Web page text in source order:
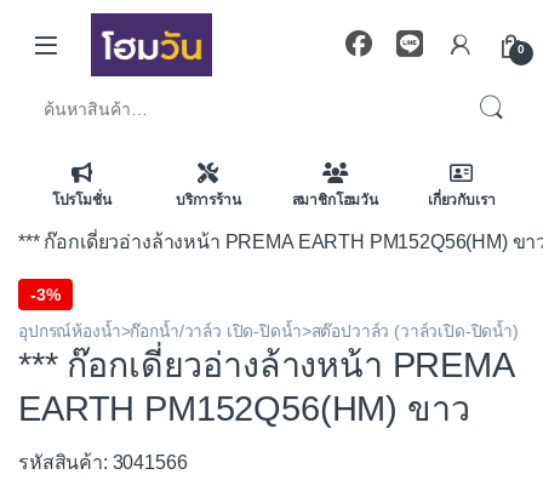
Skip to navigation
Skip to content
0
โปรโมชั่น บริการร้าน สมาชิกโฮมวัน เกี่ยวกับเรา
*** ก๊อกเดี่ยวอ่างล้างหน้า PREMA EARTH PM152Q56(HM) ขา
-3%
อุปกรณ์ห้องน้ำ>ก๊อกน้ำ/วาล์ว เปิด-ปิดน้ำ>สต๊อปวาล์ว (วาล์วเปิด-ปิดน้ำ)
*** ก๊อกเดี่ยวอ่างล้างหน้า PREMA
EARTH PM152Q56(HM) ขาว
รหัสสินค้า: 3041566